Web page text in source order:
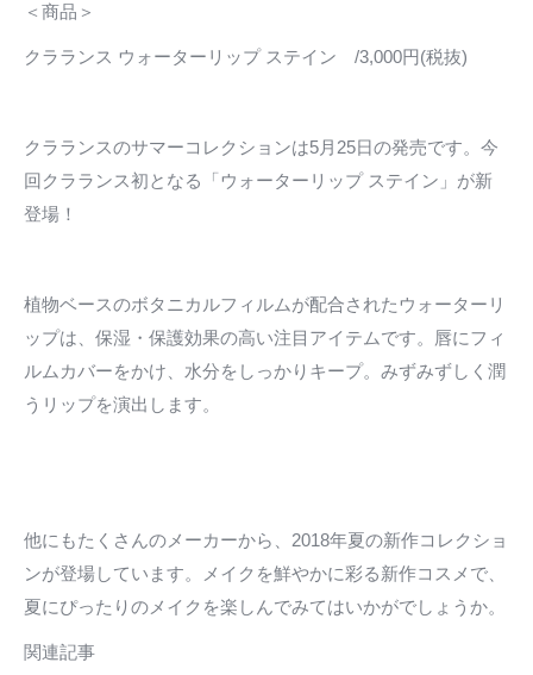
＜商品＞
クラランス ウォーターリップ ステイン /3,000円(税抜)
クラランスのサマーコレクションは5月25日の発売です。今
回クラランス初となる「ウォーターリップ ステイン」が新
登場！
植物ベースのボタニカルフィルムが配合されたウォーターリ
ップは、保湿・保護効果の高い注目アイテムです。唇にフィ
ルムカバーをかけ、水分をしっかりキープ。みずみずしく潤
うリップを演出します。
他にもたくさんのメーカーから、2018年夏の新作コレクショ
ンが登場しています。メイクを鮮やかに彩る新作コスメで、
夏にぴったりのメイクを楽しんでみてはいかがでしょうか。
関連記事